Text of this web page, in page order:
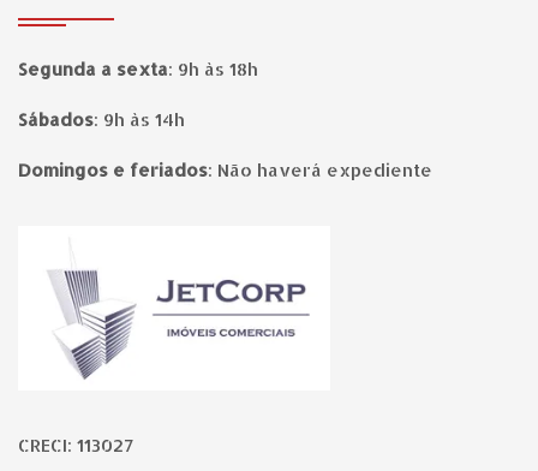
Segunda a sexta: 9h às 18h
Sábados: 9h às 14h
Domingos e feriados: Não haverá expediente
CRECI: 113027